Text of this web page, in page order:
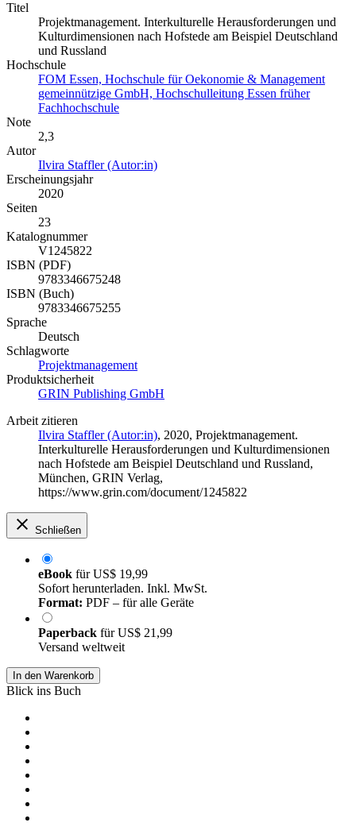
Titel
Projektmanagement. Interkulturelle Herausforderungen und
Kulturdimensionen nach Hofstede am Beispiel Deutschland
und Russland
Hochschule
FOM Essen, Hochschule für Oekonomie & Management
gemeinnützige GmbH, Hochschulleitung Essen früher
Fachhochschule
Note
2,3
Autor
Ilvira Staffler (Autor:in)
Erscheinungsjahr
2020
Seiten
23
Katalognummer
V1245822
ISBN (PDF)
9783346675248
ISBN (Buch)
9783346675255
Sprache
Deutsch
Schlagworte
Projektmanagement
Produktsicherheit
GRIN Publishing GmbH
Arbeit zitieren
Ilvira Staffler (Autor:in), 2020, Projektmanagement.
Interkulturelle Herausforderungen und Kulturdimensionen
nach Hofstede am Beispiel Deutschland und Russland,
München, GRIN Verlag,
https://www.grin.com/document/1245822
Schließen
eBook fürUS$ 19,99
Sofort herunterladen. Inkl. MwSt.
Format: PDF – für alle Geräte
Paperback fürUS$ 21,99
Versand weltweit
In den Warenkorb
Blick ins Buch